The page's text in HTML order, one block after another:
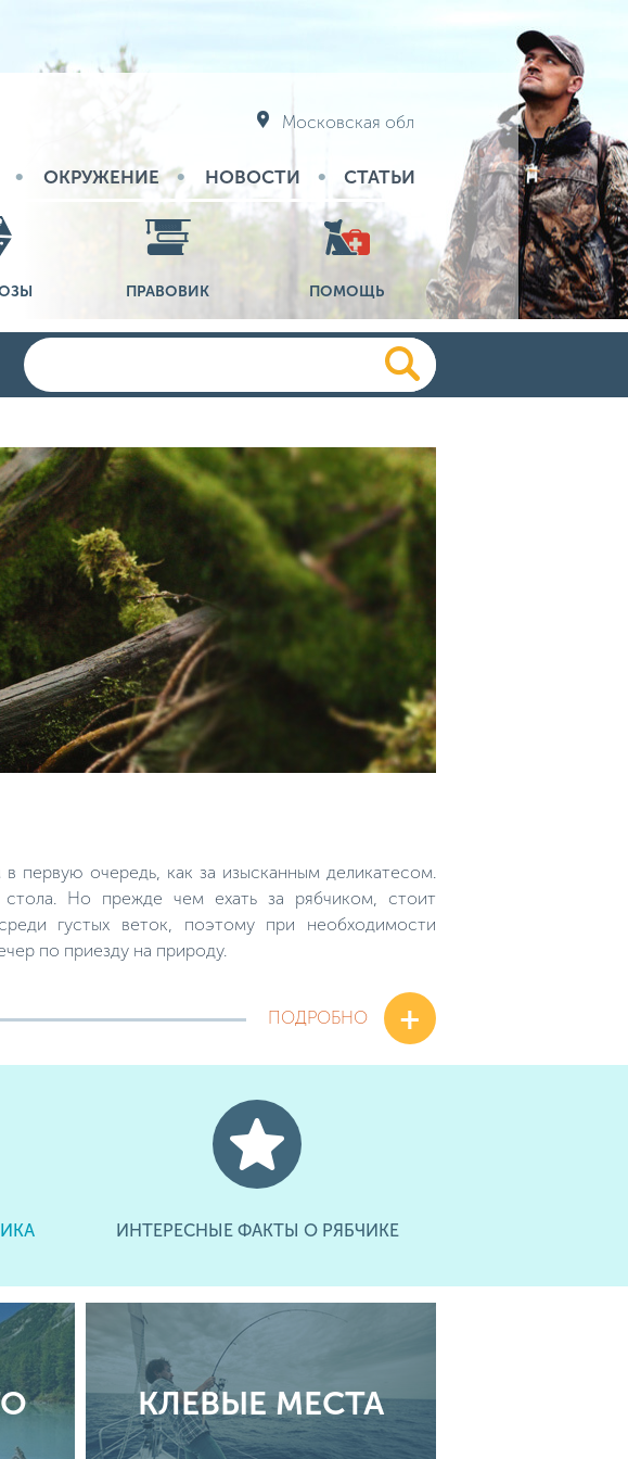
Московская обл
ОКРУЖЕНИЕ НОВОСТИ СТАТЬИ
ПРАВОВИК ПОМОЩЬ
первую очередь, как за изысканным деликатесом.
Но прежде чем ехать за рябчиком, стоит
густых веток, поэтому при необходимости
по приезду на природу.
ПОДРОБНО +
ИНТЕРЕСНЫЕ ФАКТЫ О РЯБЧИКЕ
КЛЕВЫЕ МЕСТА